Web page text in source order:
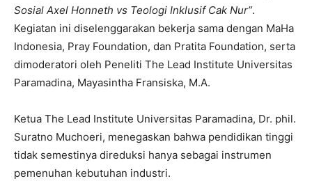
Sosial Axel Honneth vs Teologi Inklusif Cak Nur”.
Kegiatan ini diselenggarakan bekerja sama dengan MaHa
Indonesia, Pray Foundation, dan Pratita Foundation, serta
dimoderatori oleh Peneliti The Lead Institute Universitas
Paramadina, Mayasintha Fransiska, M.A.
Ketua The Lead Institute Universitas Paramadina, Dr. phil.
Suratno Muchoeri, menegaskan bahwa pendidikan tinggi
tidak semestinya direduksi hanya sebagai instrumen
pemenuhan kebutuhan industri.